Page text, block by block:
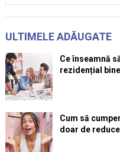
ULTIMELE ADĂUGATE
Ce înseamnă
rezidențial
Cum să
doar de